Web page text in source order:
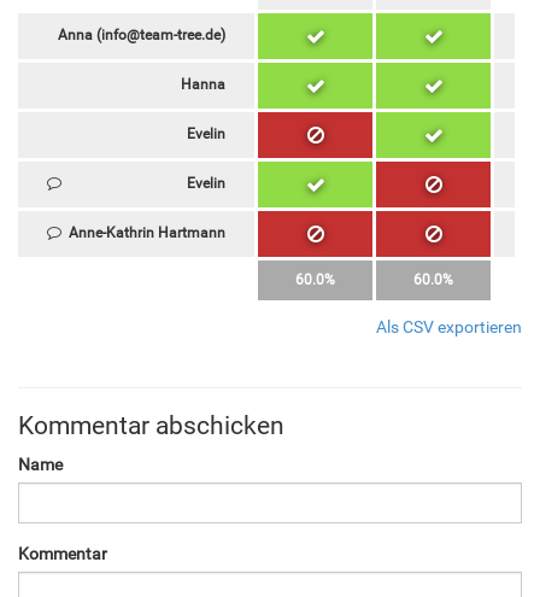
Anna (info@team-tree.de)
Hanna
Evelin
Evelin
Anne-Kathrin Hartmann
60.0% 60.0%
Als CSV exportieren
Kommentar abschicken
Name
Kommentar